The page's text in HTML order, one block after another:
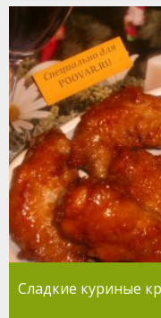
Сладкие куриные